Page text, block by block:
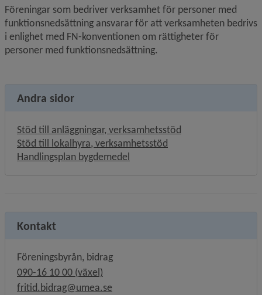
Föreningar som bedriver verksamhet för personer med
funktionsnedsättning ansvarar för att verksamheten bedrivs
i enlighet med FN-konventionen om rättigheter för
personer med funktionsnedsättning.
Andra sidor
Stöd till anläggningar, verksamhetsstöd
Stöd till lokalhyra, verksamhetsstöd
Handlingsplan bygdemedel
Kontakt
Föreningsbyrån, bidrag
090-16 10 00 (växel)
fritid.bidrag@umea.se